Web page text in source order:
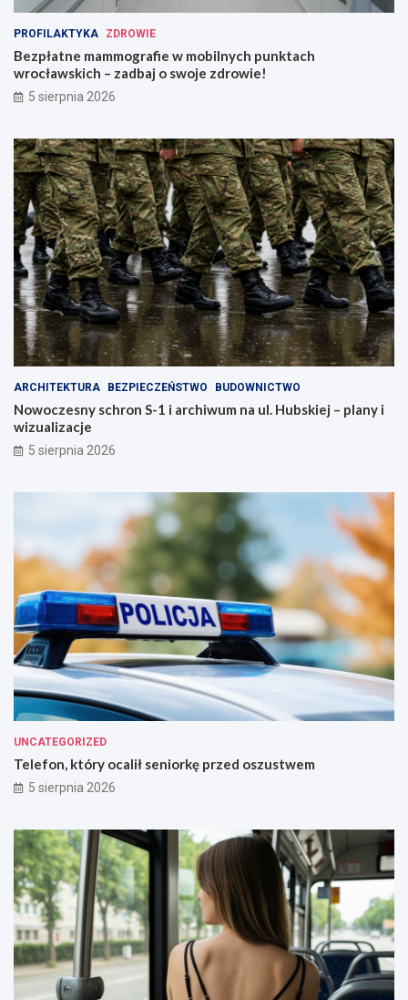
PROFILAKTYKA ZDROWIE
Bezpłatne mammografie w mobilnych punktach
wrocławskich – zadbaj o swoje zdrowie!
5 sierpnia 2026
ARCHITEKTURA BEZPIECZEŃSTWO BUDOWNICTWO
Nowoczesny schron S-1 i archiwum na ul. Hubskiej – plany i
wizualizacje
5 sierpnia 2026
UNCATEGORIZED
Telefon, który ocalił seniorkę przed oszustwem
5 sierpnia 2026